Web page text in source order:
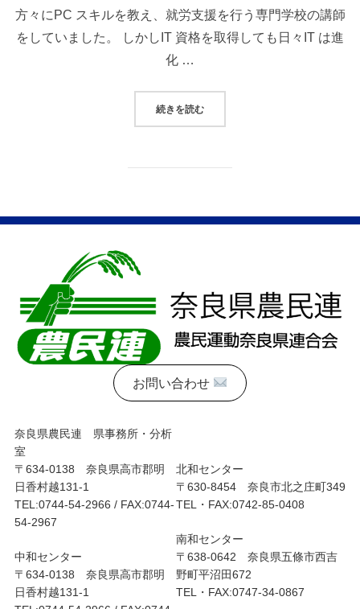
方々にPC スキルを教え、就労支援を行う専門学校の講師
をしていました。 しかしIT 資格を取得しても日々IT は進
化 …
続きを読む“大阪四條畷市 辻一仙さん”
お問い合わせ
奈良県農民連 県事務所・分析
室
〒634-0138 奈良県高市郡明
日香村越131-1
TEL:0744-54-2966 / FAX:0744-
54-2967
中和センター
〒634-0138 奈良県高市郡明
日香村越131-1
北和センター
〒630-8454 奈良市北之庄町349
TEL・FAX:0742-85-0408
南和センター
〒638-0642 奈良県五條市西吉
野町平沼田672
TEL・FAX:0747-34-0867